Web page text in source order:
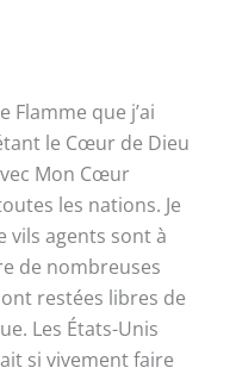
Flamme que j’ai
le Cœur de Dieu
Mon Cœur
les nations. Je
vils agents sont à
de nombreuses
restées libres de
Les États-Unis
si vivement faire